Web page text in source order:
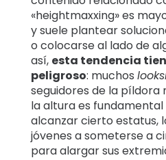
«heightmaxxing» es
y suele plantear
o colocarse al lado de
así, esta tendencia
peligroso: muchos
seguidores de la píldora
la altura es
alcanzar cierto estatus,
jóvenes a someterse a
para alargar sus